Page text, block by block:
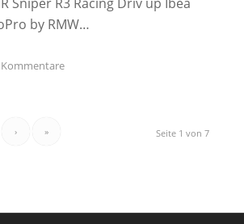
by RMW…
Seite 1 von 7
› »